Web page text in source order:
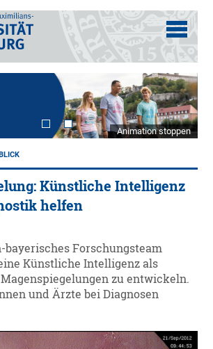
Animation stoppen
Künstliche Intelligenz
helfen
bayerisches Forschungsteam
Künstliche Intelligenz als
zu entwickeln.
und Ärzte bei Diagnosen